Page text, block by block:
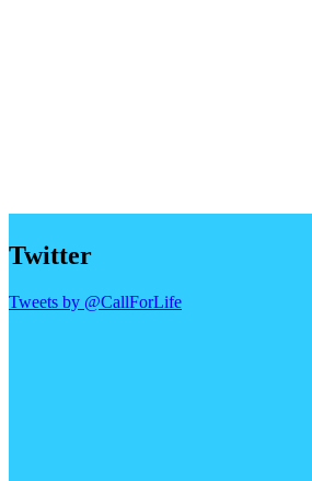
Twitter
Tweets by @CallForLife